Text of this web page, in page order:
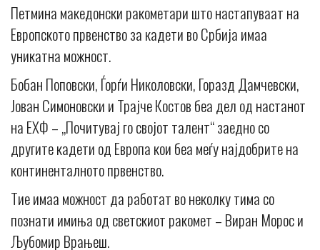
Петмина македонски ракометари што настапуваат на
Европското првенство за кадети во Србија имаа
уникатна можност.
Бобан Поповски, Ѓорѓи Николовски, Горазд Дамчевски,
Јован Симоновски и Трајче Костов беа дел од настанот
на ЕХФ – „Почитувај го својот талент“ заедно со
другите кадети од Европа кои беа меѓу најдобрите на
континенталното првенство.
Тие имаа можност да работат во неколку тима со
познати имиња од светскиот ракомет – Виран Морос и
Љубомир Врањеш.